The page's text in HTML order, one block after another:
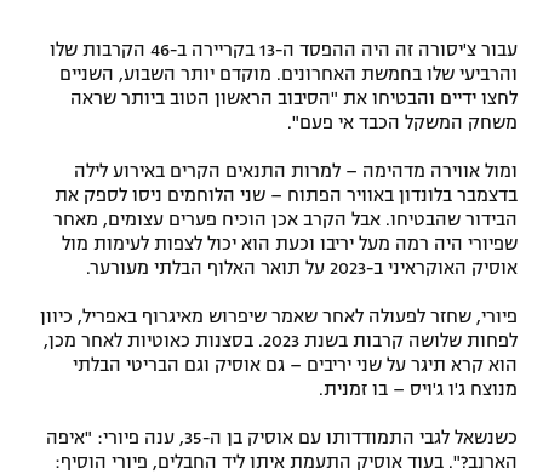
לוח דרושים – ג'ובנט
המגזין
עבור צ'יסורה זה היה ההפסד ה-13 בקריירה ב-46 הקרבות שלו
והרביעי שלו בחמשת האחרונים. מוקדם יותר השבוע, השניים
לחצו ידיים והבטיחו את "הסיבוב הראשון הטוב ביותר שראה
משחק המשקל הכבד אי פעם".
ומול אווירה מדהימה – למרות התנאים הקרים באירוע לילה
בדצמבר בלונדון באוויר הפתוח – שני הלוחמים ניסו לספק את
הבידור שהבטיחו. אבל הקרב אכן הוכיח פערים עצומים, מאחר
שפיורי היה רמה מעל יריבו וכעת הוא יכול לצפות לעימות מול
אוסיק האוקראיני ב-2023 על תואר האלוף הבלתי מעורער.
פיורי, שחזר לפעולה לאחר שאמר שיפרוש מאיגרוף באפריל, כיוון
לפחות שלושה קרבות בשנת 2023. בסצנות כאוטיות לאחר מכן,
הוא קרא תיגר על שני יריבים – גם אוסיק וגם הבריטי הבלתי
מנוצח ג'ו ג'ויס – בו זמנית.
כשנשאל לגבי התמודדותו עם אוסיק בן ה-35, ענה פיורי: "איפה
הארנב?". בעוד אוסיק התעמת איתו ליד החבלים, פיורי הוסיף: